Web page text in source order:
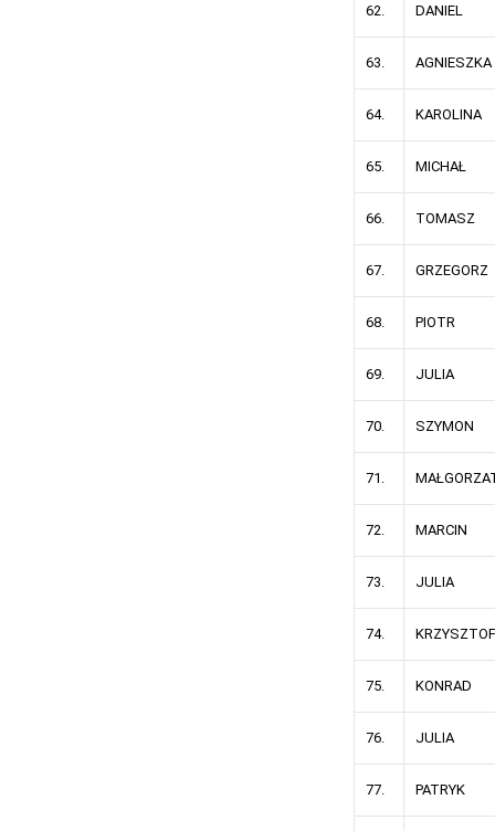
62. DANIEL
63. AGNIESZKA
64. KAROLINA
65. MICHAŁ
66. TOMASZ
67. GRZEGORZ
68. PIOTR
69. JULIA
70. SZYMON
71.
72. MARCIN
73. JULIA
74. KRZYSZTOF
75. KONRAD
76. JULIA
77. PATRYK